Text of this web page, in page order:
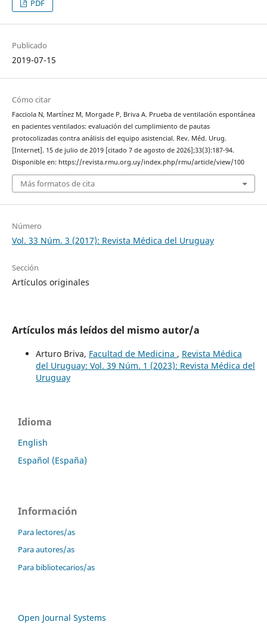
PDF
Publicado
2019-07-15
Cómo citar
Facciola N, Martínez M, Morgade P, Briva A. Prueba de ventilación espontánea
en pacientes ventilados: evaluación del cumplimiento de pautas
protocolizadas contra análisis del equipo asistencial. Rev. Méd. Urug.
[Internet]. 15 de julio de 2019 [citado 7 de agosto de 2026];33(3):187-94.
Disponible en: https://revista.rmu.org.uy/index.php/rmu/article/view/100
Más formatos de cita
Número
Vol. 33 Núm. 3 (2017): Revista Médica del Uruguay
Sección
Artículos originales
Artículos más leídos del mismo autor/a
Arturo Briva, Facultad de Medicina , Revista Médica
del Uruguay: Vol. 39 Núm. 1 (2023): Revista Médica del
Uruguay
Idioma
English
Español (España)
Información
Para lectores/as
Para autores/as
Para bibliotecarios/as
Open Journal Systems